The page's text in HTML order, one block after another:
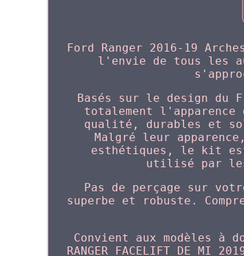
Ford Ranger 2016-19
l'envie de tous les
Basés sur le design du
totalement l'apparence
qualité, durables et
Malgré leur
esthétiques, le kit
utilisé par les
Pas de perçage sur
superbe et robuste.
Convient aux modèles à
RANGER FACELIFT DE